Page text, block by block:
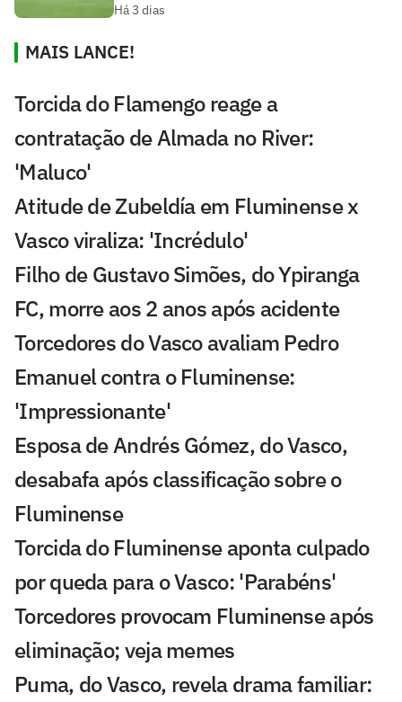
Há 3 dias
MAIS LANCE!
Torcida do Flamengo reage a
contratação de Almada no River:
'Maluco'
Atitude de Zubeldía em Fluminense x
Vasco viraliza: 'Incrédulo'
Filho de Gustavo Simões, do Ypiranga
FC, morre aos 2 anos após acidente
Torcedores do Vasco avaliam Pedro
Emanuel contra o Fluminense:
'Impressionante'
Esposa de Andrés Gómez, do Vasco,
desabafa após classificação sobre o
Fluminense
Torcida do Fluminense aponta culpado
por queda para o Vasco: 'Parabéns'
Torcedores provocam Fluminense após
eliminação; veja memes
Puma, do Vasco, revela drama familiar: